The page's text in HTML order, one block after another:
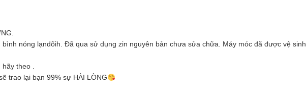
nóng lạndõih. Đã qua sử dụng zin nguyên bản chưa sửa chữa. Máy móc đã được vệ sinh
hãy theo .
trao lại bạn 99% sự HÀI LÒNG